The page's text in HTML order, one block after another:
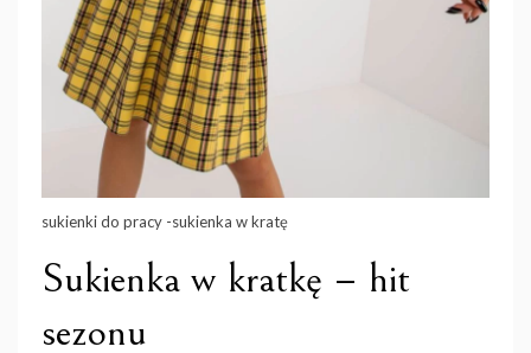
sukienki do pracy -sukienka w kratę
Sukienka w kratkę – hit
sezonu